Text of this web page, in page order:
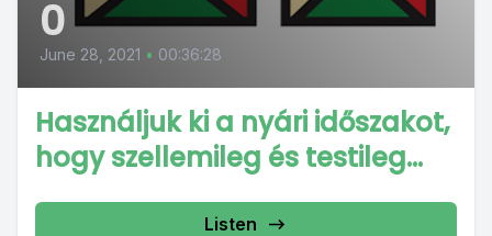
0
June 28, 2021 • 00:36:28
Használjuk ki a nyári időszakot,
hogy szellemileg és testileg...
Listen